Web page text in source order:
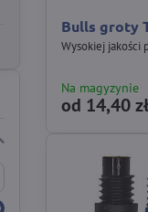
Bulls groty
Wysokiej jakości
Na magyzynie
od 14,40 zł